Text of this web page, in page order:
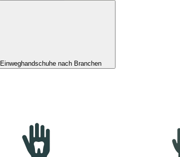
Einweghandschuhe nach Branchen